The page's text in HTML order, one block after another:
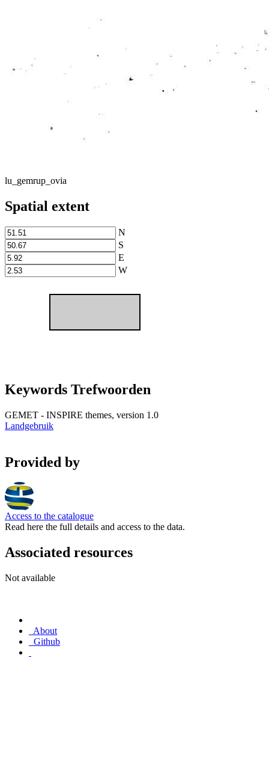
lu_gemrup_ovia
Spatial extent
N
S
E
W
Keywords Trefwoorden
GEMET - INSPIRE themes, version 1.0
Landgebruik
Provided by
Access to the catalogue
Read here the full details and access to the data.
Associated resources
Not available
About
Github